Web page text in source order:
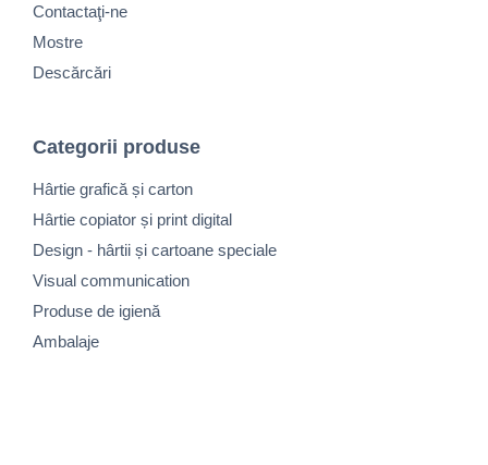
Contactaţi-ne
Mostre
Descărcări
Categorii produse
Hârtie grafică și carton
Hârtie copiator și print digital
Design - hârtii și cartoane speciale
Visual communication
Produse de igienă
Ambalaje